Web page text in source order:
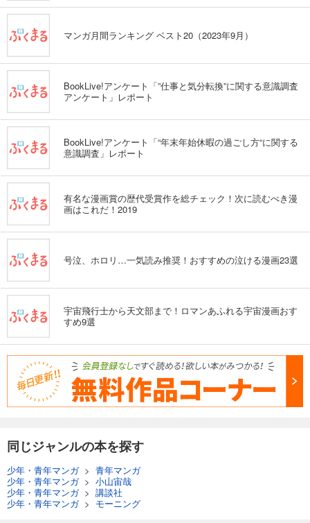
マンガ月間ランキング ベスト20（2023年9月）
BookLive!アンケート「”仕事と気分転換”に関する意識調査
アンケート」レポート
BookLive!アンケート「“年末年始休暇の過ごし方“に関する
意識調査」レポート
有名な漫画賞の歴代受賞作を総チェック！次に読むべき漫
画はこれだ！2019
号泣、ホロリ…一気読み推奨！おすすめの泣ける漫画23選
宇宙飛行士から天文部まで！ロマンあふれる宇宙漫画おす
すめ9選
同じジャンルの本を探す
少年・青年マンガ> 青年マンガ
少年・青年マンガ> 小山宙哉
少年・青年マンガ> 講談社
少年・青年マンガ> モーニング